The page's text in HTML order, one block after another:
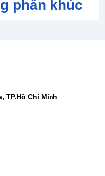
phân khúc
TP.Hồ Chí Minh